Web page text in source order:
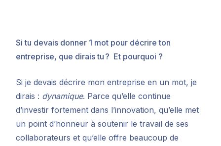
Si tu devais donner 1 mot pour décrire ton
entreprise, que dirais tu ? Et pourquoi ?
Si je devais décrire mon entreprise en un mot, je
dirais : dynamique. Parce qu’elle continue
d’investir fortement dans l’innovation, qu’elle met
un point d’honneur à soutenir le travail de ses
collaborateurs et qu’elle offre beaucoup de